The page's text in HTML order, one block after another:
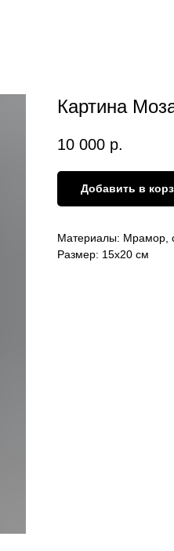
Картина
10 000 р.
Добавить в
Материалы: Мрамор,
Размер: 15х20 см